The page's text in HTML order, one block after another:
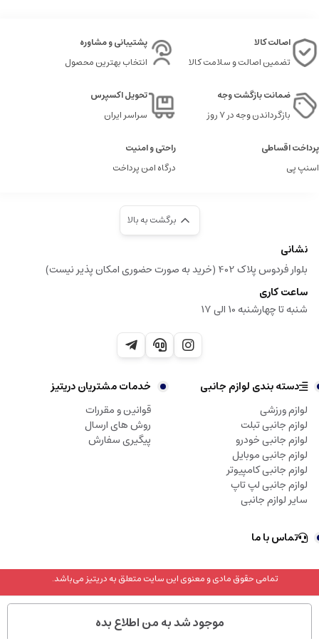
موجود شد به من اطلاع بده
اصالت کالا
تضمین اصالت و سلامت کالا
پشتیبانی و مشاوره
انتخاب بهترین محصول
ضمانت بازگشت وجه
بازگرداندن وجه در ۷ روز
تحویل اکسپرس
سراسر ایران
پرداخت اقساطی
اسنپ پی
راحتی و امنیت
درگاه امن پرداخت
برگشت به بالا
نشانی
بلوار فردوس پلاک 402 (خرید به صورت حضوری امکان پذیر نیست)
ساعت کاری
شنبه تا چهارشنبه 10 الی 17
دسته بندی لوازم جانبی
لوازم ورزشی
لوازم جانبی تبلت
لوازم جانبی خودرو
لوازم جانبی موبایل
لوازم جانبی کامپیوتر
لوازم جانبی لپ تاپ
سایر لوازم جانبی
خدمات مشتریان دریتیز
قوانین و مقررات
روش های ارسال
پیگیری سفارش
تماس با ما
تمامی حقوق مادی و معنوی این سایت متعلق به دریتیز می‌باشد.